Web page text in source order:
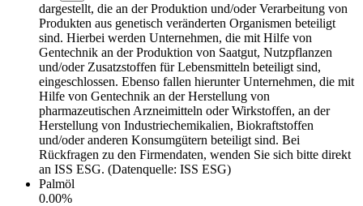
dargestellt, die an der Produktion und/oder Verarbeitung von
Produkten aus genetisch veränderten Organismen beteiligt
sind. Hierbei werden Unternehmen, die mit Hilfe von
Gentechnik an der Produktion von Saatgut, Nutzpflanzen
und/oder Zusatzstoffen für Lebensmitteln beteiligt sind,
eingeschlossen. Ebenso fallen hierunter Unternehmen, die mit
Hilfe von Gentechnik an der Herstellung von
pharmazeutischen Arzneimitteln oder Wirkstoffen, an der
Herstellung von Industriechemikalien, Biokraftstoffen
und/oder anderen Konsumgütern beteiligt sind. Bei
Rückfragen zu den Firmendaten, wenden Sie sich bitte direkt
an ISS ESG. (Datenquelle: ISS ESG)
Palmöl
0.00%